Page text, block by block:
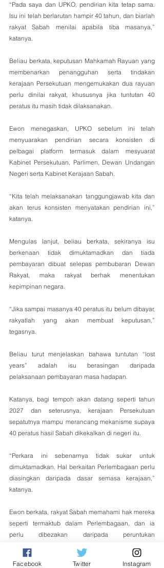
“Pada saya dan UPKO, pendirian kita tetap sama.
Isu ini telah berlarutan hampir 40 tahun, dan biarlah
rakyat Sabah menilai apabila tiba masanya,”
katanya.
Beliau berkata, keputusan Mahkamah Rayuan yang
membenarkan penangguhan serta tindakan
kerajaan Persekutuan mengemukakan dua rayuan
perlu dinilai rakyat, khususnya jika tuntutan 40
peratus itu masih tidak dilaksanakan.
Ewon menegaskan, UPKO sebelum ini telah
menyuarakan pendirian secara konsisten di
pelbagai platform termasuk dalam mesyuarat
Kabinet Persekutuan, Parlimen, Dewan Undangan
Negeri serta Kabinet Kerajaan Sabah.
“Kita telah melaksanakan tanggungjawab kita dan
akan terus konsisten menyatakan pendirian ini,”
katanya.
Mengulas lanjut, beliau berkata, sekiranya isu
berkenaan tidak dimuktamadkan dan tiada
pembayaran dibuat selepas pembubaran Dewan
Rakyat, maka rakyat berhak menentukan
kepimpinan negara.
“Jika sampai masanya 40 peratus itu belum dibayar,
rakyatlah yang akan membuat keputusan,”
tegasnya.
Beliau turut menjelaskan bahawa tuntutan “lost
years” adalah isu berasingan daripada
pelaksanaan pembayaran masa hadapan.
Katanya, bagi tempoh akan datang seperti tahun
2027 dan seterusnya, kerajaan Persekutuan
sepatutnya mampu merancang mekanisme supaya
40 peratus hasil Sabah dikekalkan di negeri itu.
“Perkara ini sebenarnya tidak sukar untuk
dimuktamadkan. Hal berkaitan Perlembagaan perlu
diasingkan daripada dasar semasa kerajaan,”
katanya.
Ewon berkata, rakyat Sabah memahami hak mereka
seperti termaktub dalam Perlembagaan, dan ia
perlu dibezakan daripada peruntukan
semasa.
Facebook Twitter Instagram